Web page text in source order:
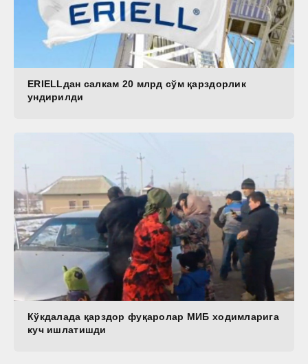
ERIELLдан салкам 20 млрд сўм қарздорлик
ундирилди
Кўкдалада қарздор фуқаролар МИБ ходимларига
куч ишлатишди